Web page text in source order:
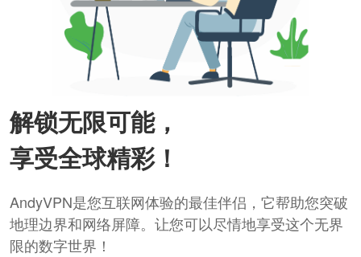
解锁无限可能，
享受全球精彩！
AndyVPN是您互联网体验的最佳伴侣，它帮助您突破
地理边界和网络屏障。让您可以尽情地享受这个无界
限的数字世界！